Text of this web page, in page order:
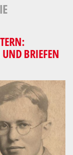
BRIEFEN